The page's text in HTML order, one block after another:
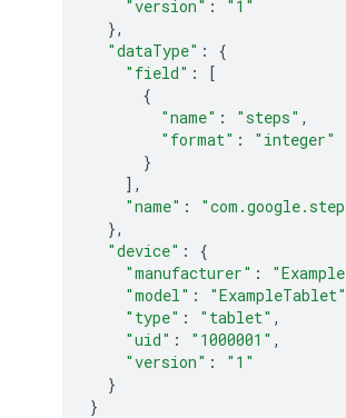
"version" :
"1"
},
"dataType" :
{
"field" :
[
{
"name" : "steps" ,
"format" :
"integer"
}
],
"name" :
},
"device" :
{
"manufacturer" :
"model" : "ExampleTablet"
"type" : "tablet" ,
"uid" : "1000001" ,
"version" :
"1"
}
}